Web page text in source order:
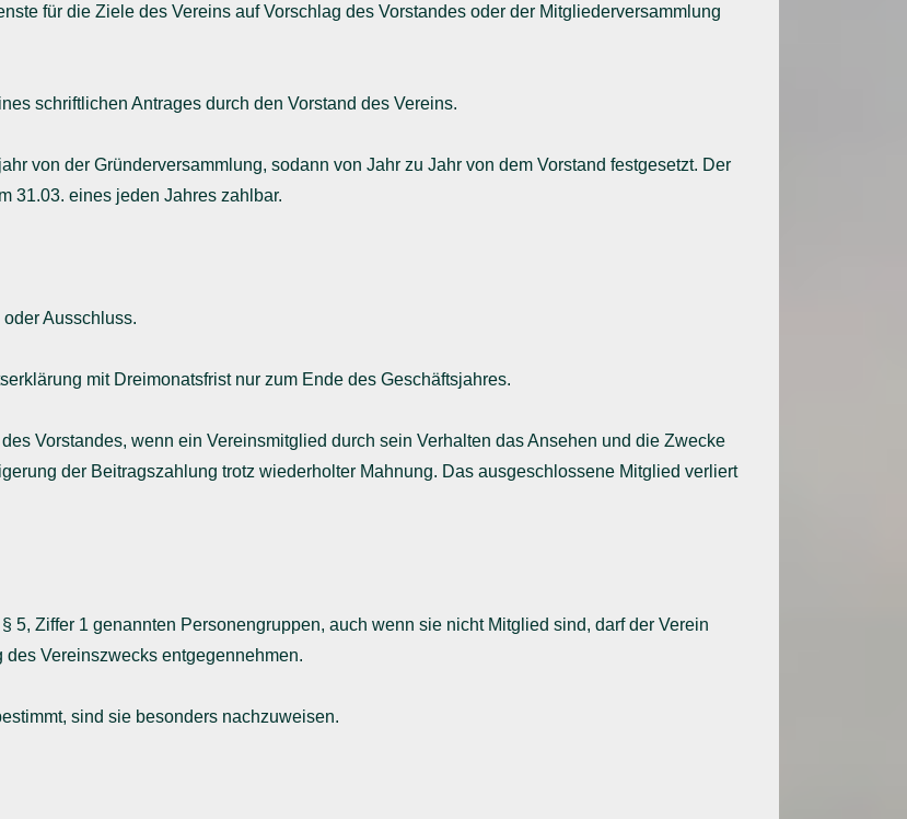
für die Ziele des Vereins auf Vorschlag des Vorstandes oder der Mitgliederversammlung
schriftlichen Antrages durch den Vorstand des Vereins.
von der Gründerversammlung, sodann von Jahr zu Jahr von dem Vorstand festgesetzt. Der
31.03. eines jeden Jahres zahlbar.
Ausschluss.
mit Dreimonatsfrist nur zum Ende des Geschäftsjahres.
Vorstandes, wenn ein Vereinsmitglied durch sein Verhalten das Ansehen und die Zwecke
der Beitragszahlung trotz wiederholter Mahnung. Das ausgeschlossene Mitglied verliert
5, Ziffer 1 genannten Personengruppen, auch wenn sie nicht Mitglied sind, darf der Verein
Vereinszwecks entgegennehmen.
sind sie besonders nachzuweisen.